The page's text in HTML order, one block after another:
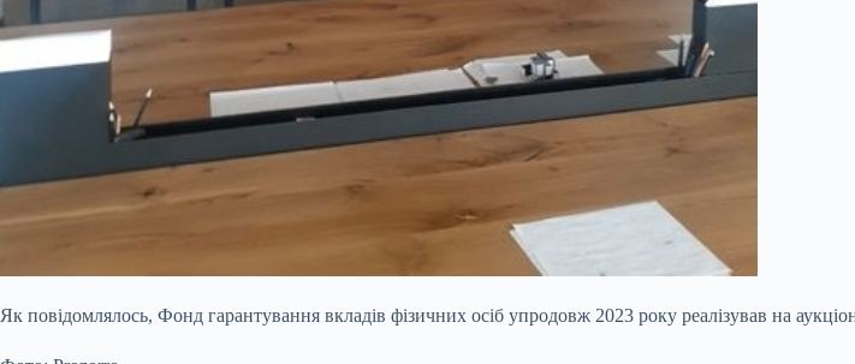
Як повідомлялось, Фонд гарантування вкладів фізичних осіб упродовж 2023 року реалізував на